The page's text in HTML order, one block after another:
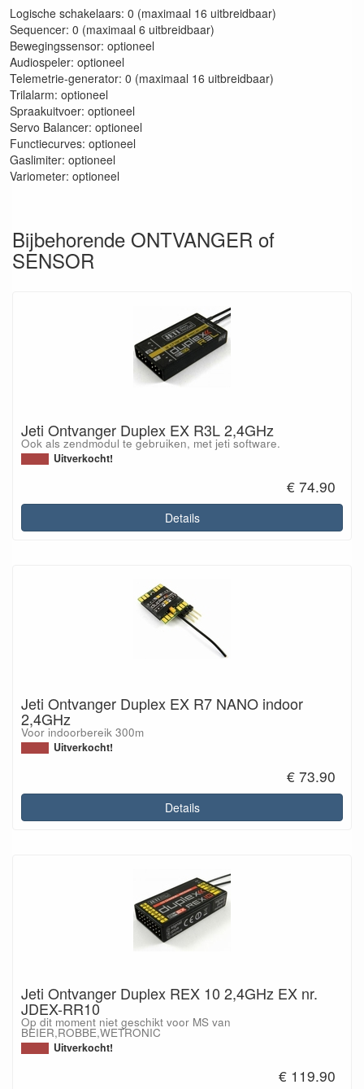
Logische schakelaars: 0 (maximaal 16 uitbreidbaar)
Sequencer: 0 (maximaal 6 uitbreidbaar)
Bewegingssensor: optioneel
Audiospeler: optioneel
Telemetrie-generator: 0 (maximaal 16 uitbreidbaar)
Trilalarm: optioneel
Spraakuitvoer: optioneel
Servo Balancer: optioneel
Functiecurves: optioneel
Gaslimiter: optioneel
Variometer: optioneel
Bijbehorende ONTVANGER of
SENSOR
Jeti Ontvanger Duplex EX R3L 2,4GHz
Ook als zendmodul te gebruiken, met jeti software.
Uitverkocht!
€ 74.90
Details
Jeti Ontvanger Duplex EX R7 NANO indoor
2,4GHz
Voor indoorbereik 300m
Uitverkocht!
€ 73.90
Details
Jeti Ontvanger Duplex REX 10 2,4GHz EX nr.
JDEX-RR10
Op dit moment niet geschikt voor MS van
BEIER,ROBBE,WETRONIC
Uitverkocht!
€ 119.90